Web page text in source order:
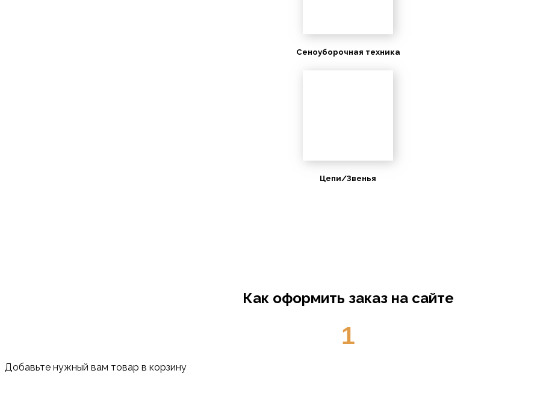
Сеноуборочная техника
Цепи/Звенья
Как оформить заказ на сайте
1
Добавьте нужный вам товар в корзину